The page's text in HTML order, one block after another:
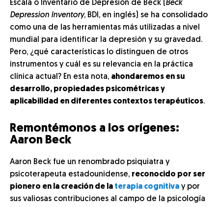
Escala o Inventario de Depresión de Beck (Beck
Depression Inventory, BDI, en inglés) se ha consolidado
como una de las herramientas más utilizadas a nivel
mundial para identificar la depresión y su gravedad.
Pero, ¿qué características lo distinguen de otros
instrumentos y cuál es su relevancia en la práctica
clínica actual? En esta nota, ahondaremos en su
desarrollo, propiedades psicométricas y
aplicabilidad en diferentes contextos terapéuticos.
Remontémonos a los orígenes:
Aaron Beck
Aaron Beck fue un renombrado psiquiatra y
psicoterapeuta estadounidense, reconocido por ser
pionero en la creación de la terapia cognitiva y por
sus valiosas contribuciones al campo de la psicología